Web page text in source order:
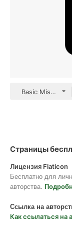
Basic
Страницы
Лицензия Flaticon
Бесплатно для
авторства.
Ссылка на
Как ссылаться на